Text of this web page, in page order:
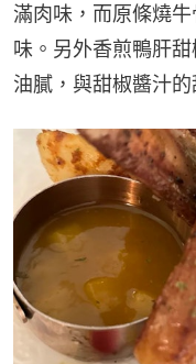
滿肉味，而原條燒
味。另外香煎鴨肝
油膩，與甜椒醬汁